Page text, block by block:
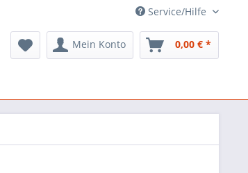
Service/Hilfe
Mein Konto 0,00 € *